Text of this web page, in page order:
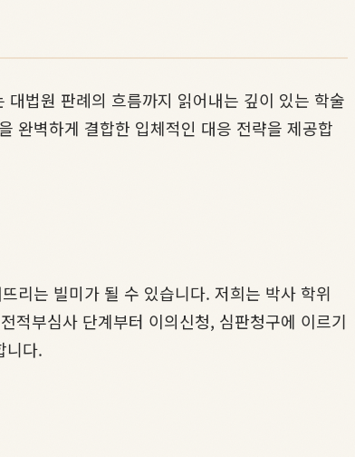
법원 판례의 흐름까지 읽어내는 깊이 있는 학술
완벽하게 결합한 입체적인 대응 전략을 제공합
리는 빌미가 될 수 있습니다. 저희는 박사 학위
적부심사 단계부터 이의신청, 심판청구에 이르기
니다.